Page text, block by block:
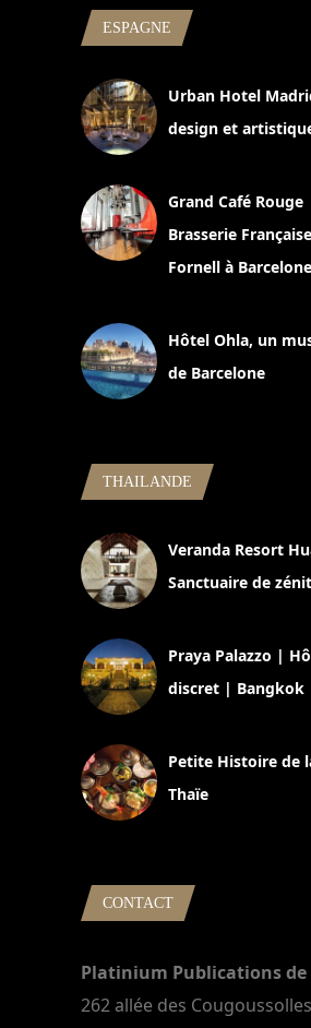
ESPAGNE
Urban Hotel
design et
Grand Café
Brasserie
Fornell à Barcelone
Hôtel Ohla, un
de Barcelone
THAILANDE
Veranda Resort
Sanctuaire de
Praya Palazzo |
discret | Bangkok
Petite Histoire de
Thaïe
CONTACT
Platinium Publications de
262 allée des Cougoussolles